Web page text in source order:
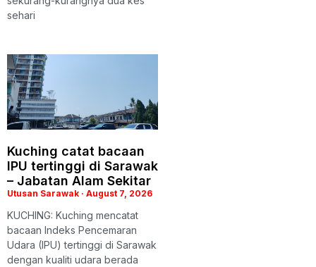
sehari
Kuching catat bacaan
IPU tertinggi di Sarawak
– Jabatan Alam Sekitar
Utusan Sarawak August 7, 2026
KUCHING: Kuching mencatat
bacaan Indeks Pencemaran
Udara (IPU) tertinggi di Sarawak
dengan kualiti udara berada